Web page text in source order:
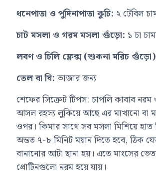
ধনেপাতা ও পুদিনাপাতা কুচি: ২ টেবিল
চাট মসলা ও গরম মসলা গুঁড়ো: ১ চা
লবণ ও চিলি ফ্লেক্স (শুকনা মরিচ
তেল বা ঘি: ভাজার জন্য
শেফের সিক্রেট টিপস: চাপলি কাবাব
আসল রহস্য লুকিয়ে আছে এর মাখানো বা
ওপর। কিমার সাথে সব মসলা মিশিয়ে
অন্তত ৭-৮ মিনিট ময়ান দিতে হবে, ঠিক
বানানোর আটা ছানা হয়। এতে মাংসের
প্রোটিনগুলো নরম হয়ে যায়।